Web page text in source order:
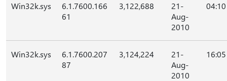
Win32k.sys
6.1.7600.166
61
3,122,688
21-
Aug-
2010
04:10
Win32k.sys
6.1.7600.207
87
3,124,224
21-
Aug-
2010
16:05